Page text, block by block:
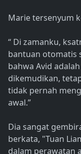
Marie tersenyum
“ Di zamanku,
bantuan otomatis
bahwa Avid
dikemudikan,
tidak pernah
awal.”
Dia sangat
berkata, "Tuan
dalam perawatan